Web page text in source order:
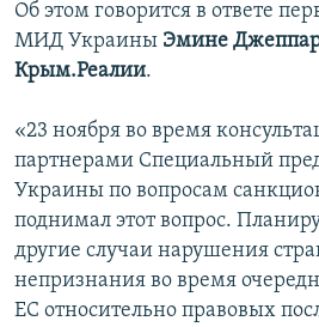
Об этом говорится в ответе
МИД Украины Эмине
Крым.Реалии.
«23 ноября во время
партнерами Специальный
Украины по вопросам
поднимал этот вопрос.
другие случаи нарушения
непризнания во время
ЕС относительно правовых